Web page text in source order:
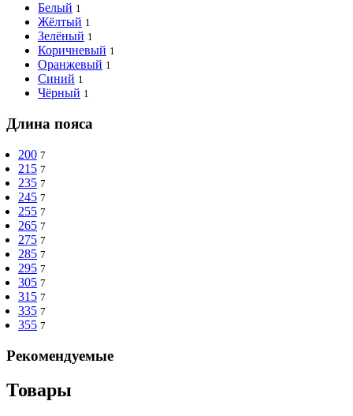
Белый 1
Жёлтый 1
Зелёный 1
Коричневый 1
Оранжевый 1
Синий 1
Чёрный 1
Длина пояса
200 7
215 7
235 7
245 7
255 7
265 7
275 7
285 7
295 7
305 7
315 7
335 7
355 7
Рекомендуемые
Товары